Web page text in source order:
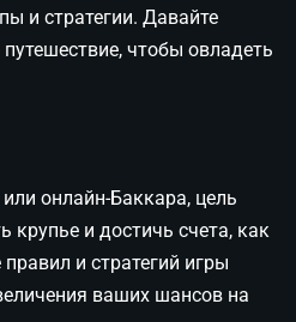
и стратегии. Давайте
чтобы овладеть
онлайн-Баккара, цель
крупье и достичь счета, как
и стратегий игры
ваших шансов на